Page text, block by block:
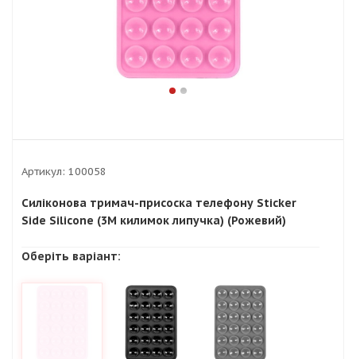
Артикул: 100058
Силіконова тримач-присоска телефону Sticker
Side Silicone (3M килимок липучка) (Рожевий)
Оберіть варіант: